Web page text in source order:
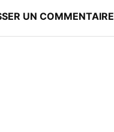
UN COMMENTAIRE